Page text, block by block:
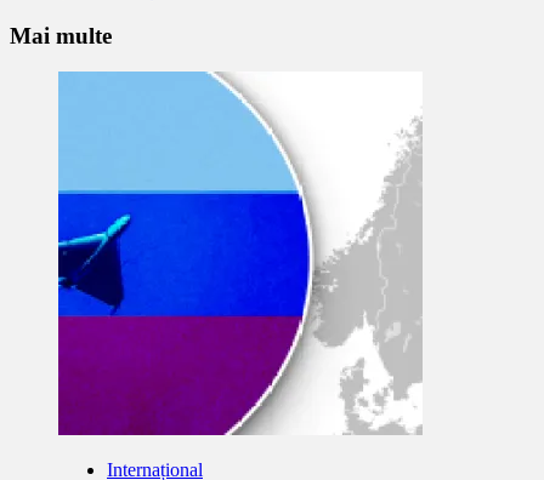
Mai multe
Internațional